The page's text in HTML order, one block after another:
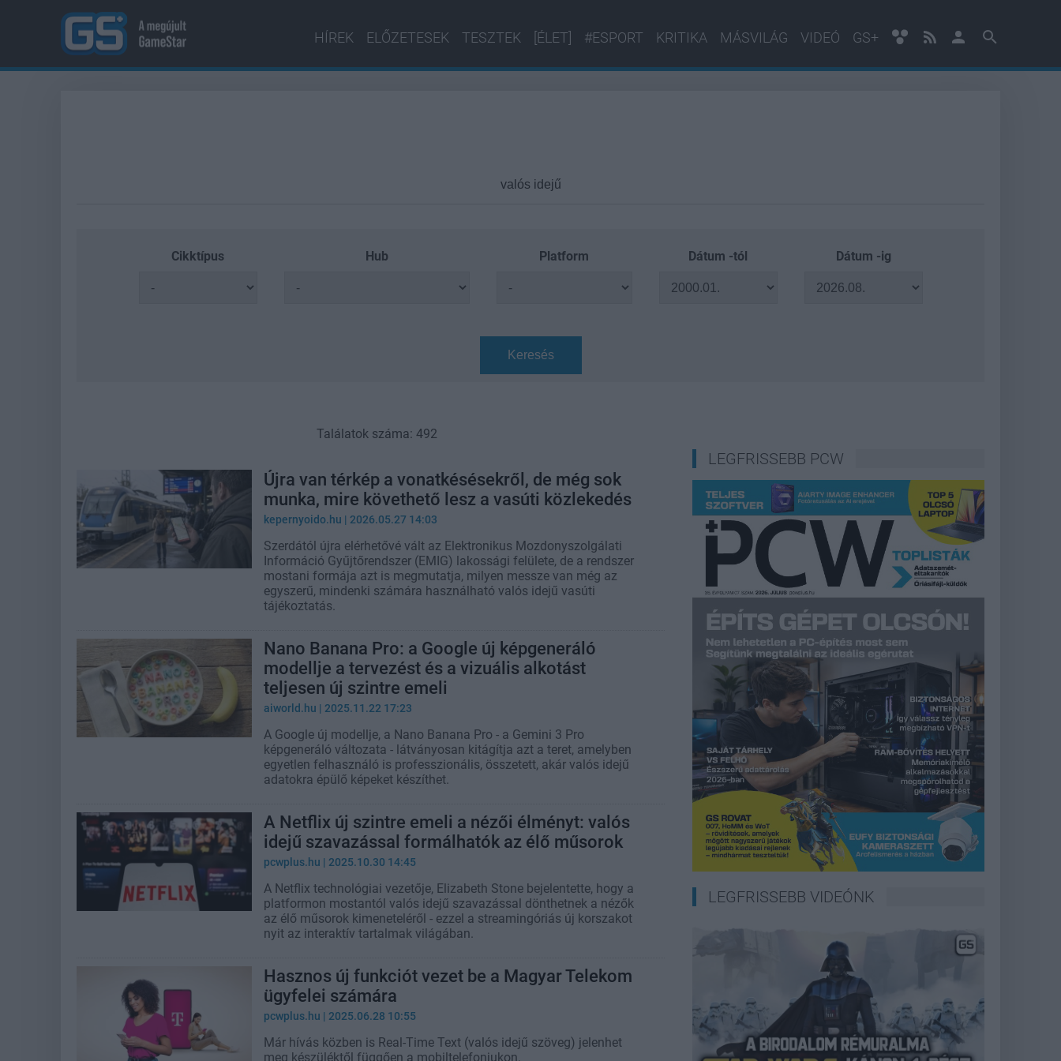
HÍREK ELŐZETESEK TESZTEK [ÉLET] #ESPORT KRITIKA MÁSVILÁG VIDEÓ GS+
Cikktípus Hub Platform Dátum -tól Dátum -ig
Keresés
Találatok száma: 492
Újra van térkép a vonatkésésekről, de még sok
munka, mire követhető lesz a vasúti közlekedés
kepernyoido.hu | 2026.05.27 14:03
Szerdától újra elérhetővé vált az Elektronikus Mozdonyszolgálati
Információ Gyűjtőrendszer (EMIG) lakossági felülete, de a rendszer
mostani formája azt is megmutatja, milyen messze van még az
egyszerű, mindenki számára használható valós idejű vasúti
tájékoztatás.
Nano Banana Pro: a Google új képgeneráló
modellje a tervezést és a vizuális alkotást
teljesen új szintre emeli
aiworld.hu | 2025.11.22 17:23
A Google új modellje, a Nano Banana Pro - a Gemini 3 Pro
képgeneráló változata - látványosan kitágítja azt a teret, amelyben
egyetlen felhasználó is professzionális, összetett, akár valós idejű
adatokra épülő képeket készíthet.
A Netflix új szintre emeli a nézői élményt: valós
idejű szavazással formálhatók az élő műsorok
pcwplus.hu | 2025.10.30 14:45
A Netflix technológiai vezetője, Elizabeth Stone bejelentette, hogy a
platformon mostantól valós idejű szavazással dönthetnek a nézők
az élő műsorok kimeneteléről - ezzel a streamingóriás új korszakot
nyit az interaktív tartalmak világában.
Hasznos új funkciót vezet be a Magyar Telekom
ügyfelei számára
pcwplus.hu | 2025.06.28 10:55
Már hívás közben is Real-Time Text (valós idejű szöveg) jelenhet
meg készüléktől függően a mobiltelefonjukon.
LEGFRISSEBB PCW
LEGFRISSEBB VIDEÓNK